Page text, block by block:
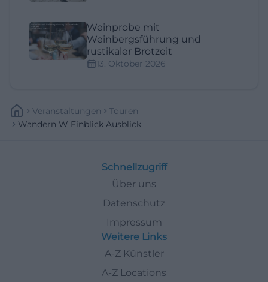
Weinprobe mit
Weinbergsführung und
rustikaler Brotzeit
13. Oktober 2026
Veranstaltungen
Touren
Wandern W Einblick Ausblick
Schnellzugriff
Über uns
Datenschutz
Impressum
Weitere Links
A-Z Künstler
A-Z Locations